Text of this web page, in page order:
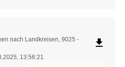
nach Landkreisen, 9025 -
13:56:21
file_download